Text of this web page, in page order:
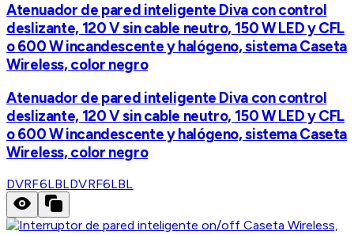
Atenuador de pared inteligente Diva con control
deslizante, 120 V sin cable neutro, 150 W LED y CFL
o 600 W incandescente y halógeno, sistema Caseta
Wireless, color negro
Atenuador de pared inteligente Diva con control
deslizante, 120 V sin cable neutro, 150 W LED y CFL
o 600 W incandescente y halógeno, sistema Caseta
Wireless, color negro
DVRF6LBLDVRF6LBL